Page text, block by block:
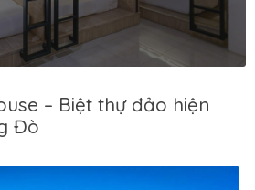
– Biệt thự đảo hiện
Đò